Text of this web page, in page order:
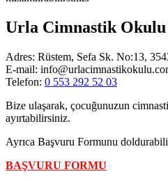
Urla Cimnastik
Adres: Rüstem, Sefa Sk. No:13,
E-mail:
Telefon: 0 553 292 52 03
Bize ulaşarak, çocuğunuzun
ayırtabilirsiniz.
Ayrıca Başvuru Formunu
BAŞVURU FORMU